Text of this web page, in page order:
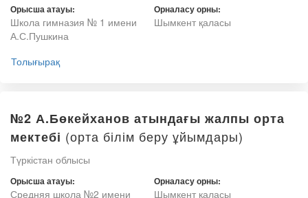
Орысша атауы:
Школа гимназия № 1 имени
А.С.Пушкина
Орналасу орны:
Шымкент қаласы
Толығырақ
№2 А.Бөкейханов атындағы жалпы орта
мектебі (орта білім беру ұйымдары)
Түркістан облысы
Орысша атауы:
Средняя школа №2 имени
Орналасу орны:
Шымкент қаласы